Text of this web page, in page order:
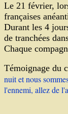
Le 21 février,
françaises
Durant les 4
de tranchées
Chaque
Témoignage du
nuit et nous
l'ennemi, allez de